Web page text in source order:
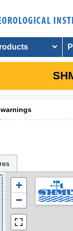
+
−